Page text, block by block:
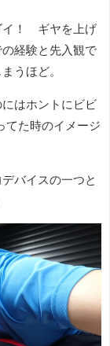
イ！ ギヤを上げ
経験と先入観で
うほど。
はホントにビビ
た時のイメージ
バイスの一つと